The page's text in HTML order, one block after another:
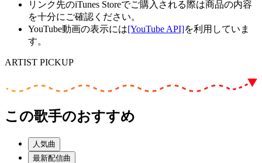
リンク先のiTunes Storeでご購入される際は商品の内容
を十分にご確認ください。
YouTube動画の表示には[YouTube API]を利用していま
す。
ARTIST PICKUP
この歌手のおすすめ
人気曲
最新配信曲